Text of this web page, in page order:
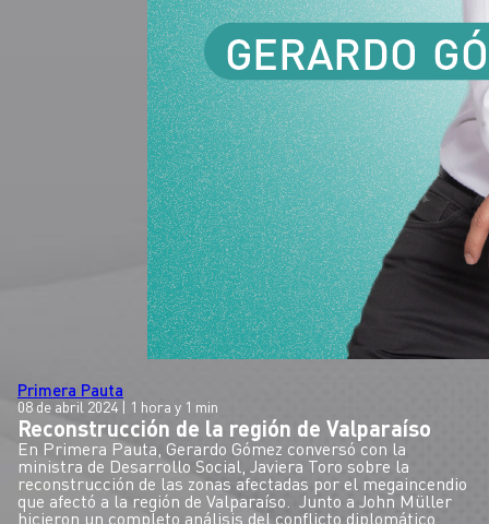
Primera Pauta
08 de abril 2024 | 1 hora y 1 min
Reconstrucción de la región de Valparaíso
En Primera Pauta, Gerardo Gómez conversó con la
ministra de Desarrollo Social, Javiera Toro sobre la
reconstrucción de las zonas afectadas por el megaincendio
que afectó a la región de Valparaíso. Junto a John Müller
hicieron un completo análisis del conflicto diplomático